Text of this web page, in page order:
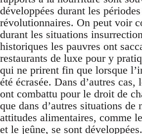
développées durant les périodes
révolutionnaires. On peut voir
durant les situations
historiques les pauvres ont
restaurants de luxe pour y
qui ne prirent fin que lorsque
été écrasée. Dans d’autres cas,
ont combattu pour le droit de
que dans d’autres situations de
attitudes alimentaires, comme
et le jeûne, se sont développées.